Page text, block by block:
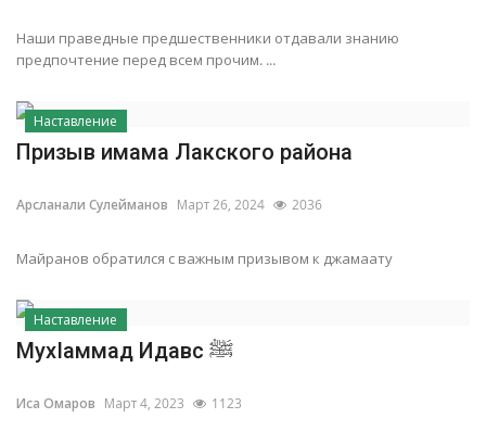
Наши праведные предшественники отдавали знанию
предпочтение перед всем прочим. ...
Наставление
Призыв имама Лакского района
Арсланали Сулейманов Март 26, 2024 2036
Майранов обратился с важным призывом к джамаату
Наставление
МухIаммад Идавс ﷺ
Иса Омаров Март 4, 2023 1123